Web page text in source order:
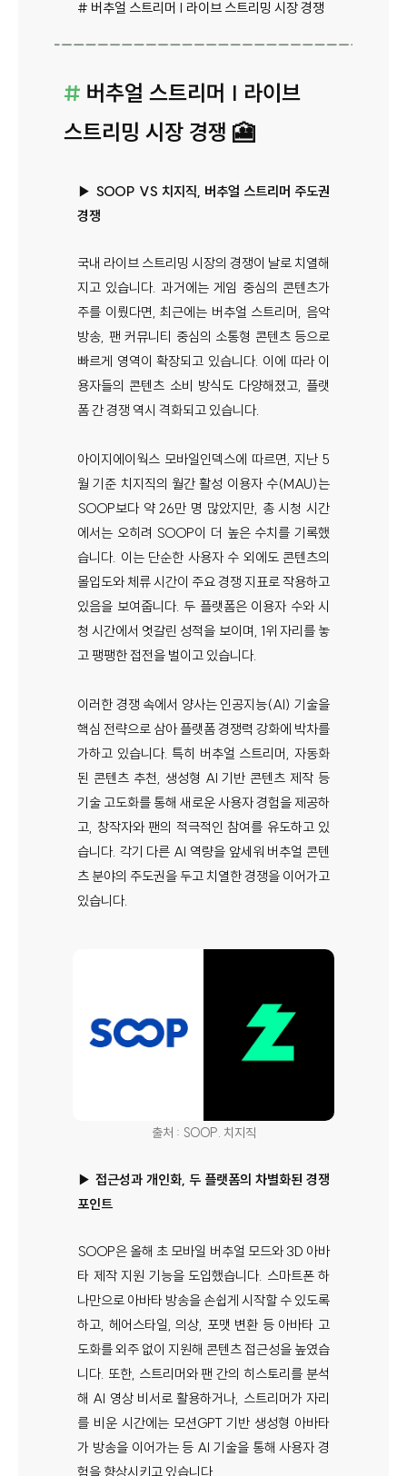
# 버추얼 스트리머 | 라이브 스트리밍 시장 경쟁
# 버추얼 스트리머 | 라이브
스트리밍 시장 경쟁 🎦
▶ SOOP VS 치지직, 버추얼 스트리머 주도권
경쟁
국내 라이브 스트리밍 시장의 경쟁이 날로 치열해
지고 있습니다. 과거에는 게임 중심의 콘텐츠가
주를 이뤘다면, 최근에는 버추얼 스트리머, 음악
방송, 팬 커뮤니티 중심의 소통형 콘텐츠 등으로
빠르게 영역이 확장되고 있습니다. 이에 따라 이
용자들의 콘텐츠 소비 방식도 다양해졌고, 플랫
폼 간 경쟁 역시 격화되고 있습니다.
아이지에이웍스 모바일인덱스에 따르면, 지난 5
월 기준 치지직의 월간 활성 이용자 수(MAU)는
SOOP보다 약 26만 명 많았지만, 총 시청 시간
에서는 오히려 SOOP이 더 높은 수치를 기록했
습니다. 이는 단순한 사용자 수 외에도 콘텐츠의
몰입도와 체류 시간이 주요 경쟁 지표로 작용하고
있음을 보여줍니다. 두 플랫폼은 이용자 수와 시
청 시간에서 엇갈린 성적을 보이며, 1위 자리를 놓
고 팽팽한 접전을 벌이고 있습니다.
이러한 경쟁 속에서 양사는 인공지능(AI) 기술을
핵심 전략으로 삼아 플랫폼 경쟁력 강화에 박차를
가하고 있습니다. 특히 버추얼 스트리머, 자동화
된 콘텐츠 추천, 생성형 AI 기반 콘텐츠 제작 등
기술 고도화를 통해 새로운 사용자 경험을 제공하
고, 창작자와 팬의 적극적인 참여를 유도하고 있
습니다. 각기 다른 AI 역량을 앞세워 버추얼 콘텐
츠 분야의 주도권을 두고 치열한 경쟁을 이어가고
있습니다.
출처 : SOOP. 치지직
▶ 접근성과 개인화, 두 플랫폼의 차별화된 경쟁
포인트
SOOP은 올해 초 모바일 버추얼 모드와 3D 아바
타 제작 지원 기능을 도입했습니다. 스마트폰 하
나만으로 아바타 방송을 손쉽게 시작할 수 있도록
하고, 헤어스타일, 의상, 포맷 변환 등 아바타 고
도화를 외주 없이 지원해 콘텐츠 접근성을 높였습
니다. 또한, 스트리머와 팬 간의 히스토리를 분석
해 AI 영상 비서로 활용하거나, 스트리머가 자리
를 비운 시간에는 모션GPT 기반 생성형 아바타
가 방송을 이어가는 등 AI 기술을 통해 사용자 경
험을 향상시키고 있습니다.